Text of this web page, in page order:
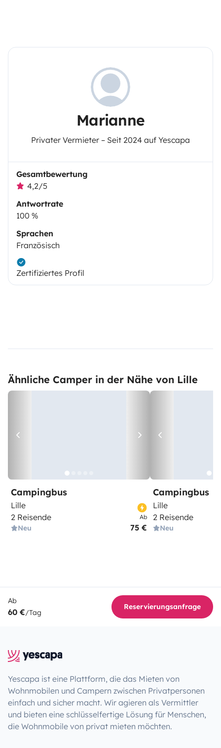
Marianne
Privater Vermieter – Seit 2024 auf Yescapa
Gesamtbewertung
4,2/5
Antwortrate
100 %
Sprachen
Französisch
Zertifiziertes Profil
Ähnliche Camper in der Nähe von Lille
Campingbus
Lille
2 Reisende
Neu
Ab
75 €
Campingbus
Lille
2 Reisende
Neu
Ab
60 €/Tag
Reservierungsanfrage
Yescapa ist eine Plattform, die das Mieten von
Wohnmobilen und Campern zwischen Privatpersonen
einfach und sicher macht. Wir agieren als Vermittler
und bieten eine schlüsselfertige Lösung für Menschen,
die Wohnmobile von privat mieten möchten.